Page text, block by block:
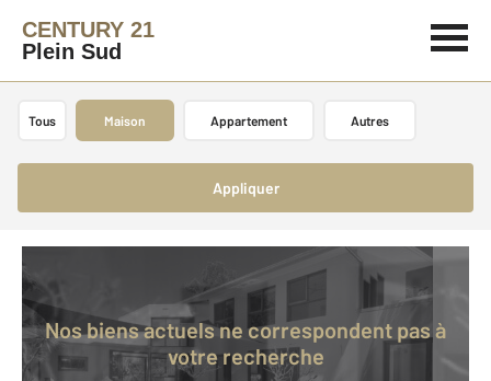
CENTURY 21
Plein Sud
Tous Maison Appartement Autres
Appliquer
Nos biens actuels ne correspondent pas à
votre recherche